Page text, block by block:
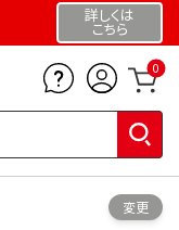
詳しくは
こちら
0
変更